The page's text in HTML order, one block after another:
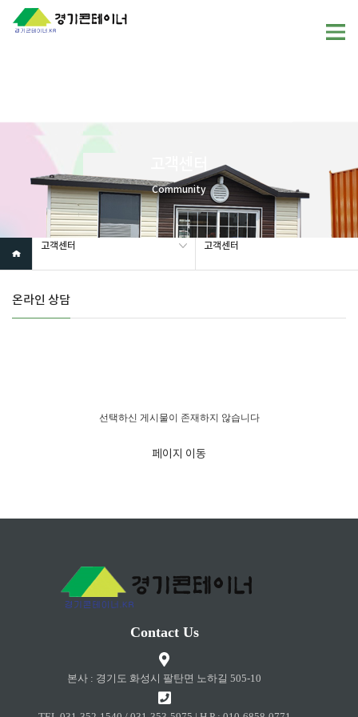
Warning: mysql_fetch_array(): supplied argument is not a valid
MySQL result resource in
/home/gunggictr/gungboard/view.php
Community
고객센터 고객센터
온라인 상담
선택하신 게시물이 존재하지 않습니다
페이지 이동
Contact Us
본사 : 경기도 화성시 팔탄면 노하길 505-10